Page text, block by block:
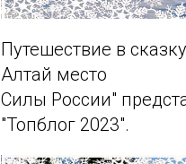
Путешествие в
Алтай место
Силы России"
"Топблог 2023".